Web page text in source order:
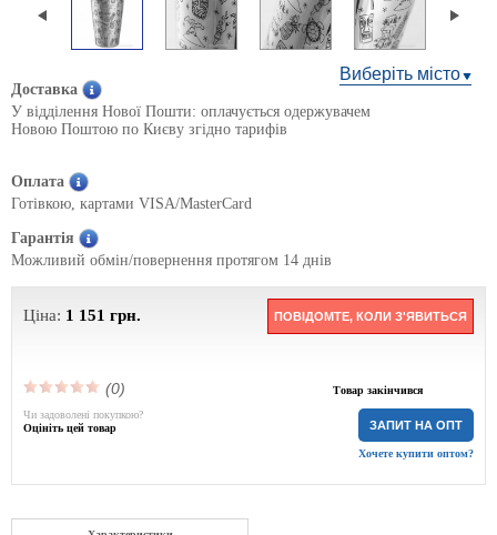
Виберіть місто
Доставка
У відділення Нової Пошти: оплачується одержувачем
Новою Поштою по Києву згідно тарифів
Оплата
Готівкою, картами VISA/MasterCard
Гарантія
Можливий обмін/повернення протягом 14 днів
Ціна: 1 151 грн. ПОВІДОМТЕ, КОЛИ З'ЯВИТЬСЯ
(0) Товар закінчився
ЗАПИТ НА ОПТ
Хочете купити оптом?
Чи задоволені покупкою?
Оцініть цей товар